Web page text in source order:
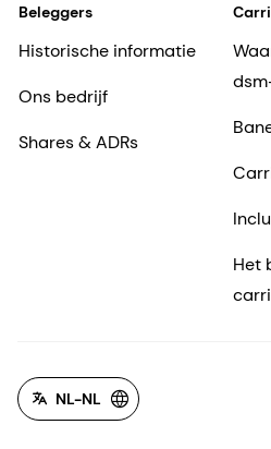
Beleggers
Historische informatie
Ons bedrijf
Shares & ADRs
Het
NL-NL